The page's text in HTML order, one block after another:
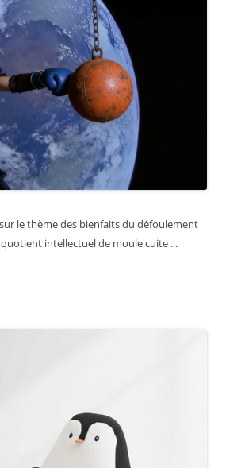
le thème des bienfaits du défoulement
intellectuel de moule cuite ...